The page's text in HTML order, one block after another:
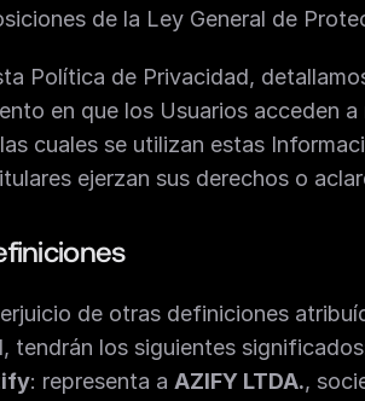
de la Ley General de
Política de Privacidad,
en que los Usuarios acceden
cuales se utilizan estas
ejerzan sus derechos o
de otras definiciones
tendrán los siguientes
: representa a AZIFY LTDA.,